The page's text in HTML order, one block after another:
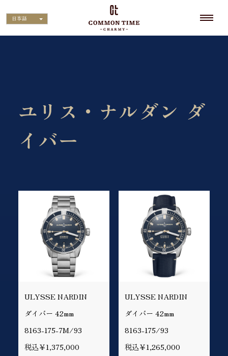
日本語
ユリス・ナルダン ダ
イバー
ULYSSE NARDIN
ダイバー 42mm
8163-175-7M/93
税込￥1,375,000
ULYSSE NARDIN
ダイバー 42mm
8163-175/93
税込￥1,265,000